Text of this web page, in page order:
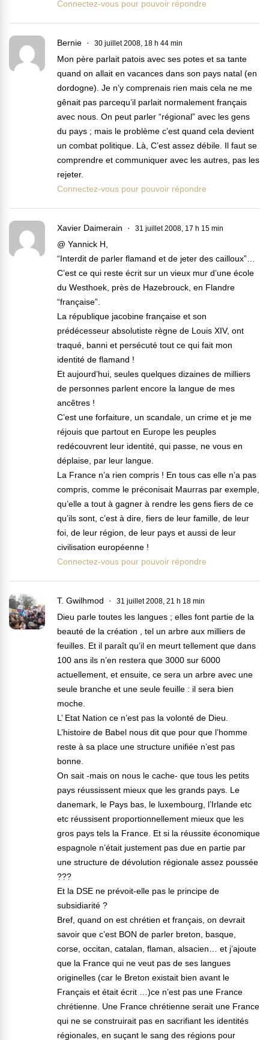
Connectez-vous pour pouvoir répondre
Bernie 30 juillet 2008, 18 h 44 min
Mon père parlait patois avec ses potes et sa tante
quand on allait en vacances dans son pays natal (en
dordogne). Je n’y comprenais rien mais cela ne me
gênait pas parcequ’il parlait normalement français
avec nous. On peut parler “régional” avec les gens
du pays ; mais le problème c’est quand cela devient
un combat politique. Là, C’est assez débile. Il faut se
comprendre et communiquer avec les autres, pas les
rejeter.
Connectez-vous pour pouvoir répondre
Xavier Daimerain 31 juillet 2008, 17 h 15 min
@ Yannick H,
“Interdit de parler flamand et de jeter des cailloux”…
C’est ce qui reste écrit sur un vieux mur d’une école
du Westhoek, près de Hazebrouck, en Flandre
“française”.
La république jacobine française et son
prédécesseur absolutiste règne de Louis XIV, ont
traqué, banni et persécuté tout ce qui fait mon
identité de flamand !
Et aujourd’hui, seules quelques dizaines de milliers
de personnes parlent encore la langue de mes
ancêtres !
C’est une forfaiture, un scandale, un crime et je me
réjouis que partout en Europe les peuples
redécouvrent leur identité, qui passe, ne vous en
déplaise, par leur langue.
La France n’a rien compris ! En tous cas elle n’a pas
compris, comme le préconisait Maurras par exemple,
qu’elle a tout à gagner à rendre les gens fiers de ce
qu’ils sont, c’est à dire, fiers de leur famille, de leur
foi, de leur région, de leur pays et aussi de leur
civilisation européenne !
Connectez-vous pour pouvoir répondre
T. Gwilhmod 31 juillet 2008, 21 h 18 min
Dieu parle toutes les langues ; elles font partie de la
beauté de la création , tel un arbre aux milliers de
feuilles. Et il paraît qu’il en meurt tellement que dans
100 ans ils n’en restera que 3000 sur 6000
actuellement, et ensuite, ce sera un arbre avec une
seule branche et une seule feuille : il sera bien
moche.
L’ Etat Nation ce n’est pas la volonté de Dieu.
L’histoire de Babel nous dit que pour que l’homme
reste à sa place une structure unifiée n’est pas
bonne.
On sait -mais on nous le cache- que tous les petits
pays réussissent mieux que les grands pays. Le
danemark, le Pays bas, le luxembourg, l’Irlande etc
etc réussisent proportionnellement mieux que les
gros pays tels la France. Et si la réussite économique
espagnole n’était justement pas due en partie par
une structure de dévolution régionale assez poussée
???
Et la DSE ne prévoit-elle pas le principe de
subsidiarité ?
Bref, quand on est chrétien et français, on devrait
savoir que c’est BON de parler breton, basque,
corse, occitan, catalan, flaman, alsacien… et j’ajoute
que la France qui ne veut pas de ses langues
originelles (car le Breton existait bien avant le
Français et était écrit …)ce n’est pas une France
chrétienne. Une France chrétienne serait une France
qui ne se construirait pas en sacrifiant les identités
régionales, en suçant le sang des régions pour